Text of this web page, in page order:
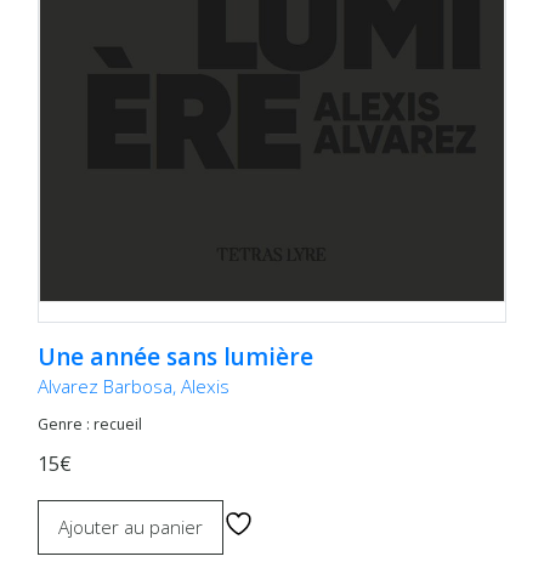
Une année sans lumière
Alvarez Barbosa, Alexis
Genre : recueil
15€
Ajouter au panier